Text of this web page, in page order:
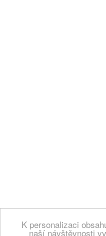
K personalizaci
naší návštěvnosti